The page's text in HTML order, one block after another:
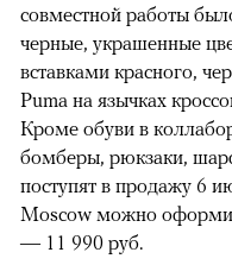
совместной работы
черные, украшенные
вставками красного,
Puma на язычках
Кроме обуви в
бомберы, рюкзаки,
поступят в продажу 6
Moscow можно
— 11 990 руб.